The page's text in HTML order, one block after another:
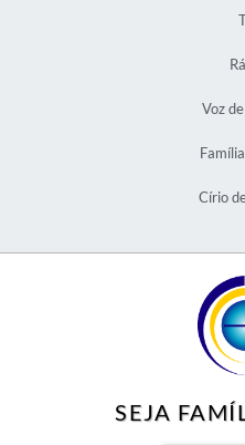
Voz
Círio
SEJA